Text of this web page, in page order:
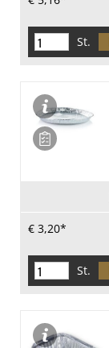
St.
€ 3,20*
St.